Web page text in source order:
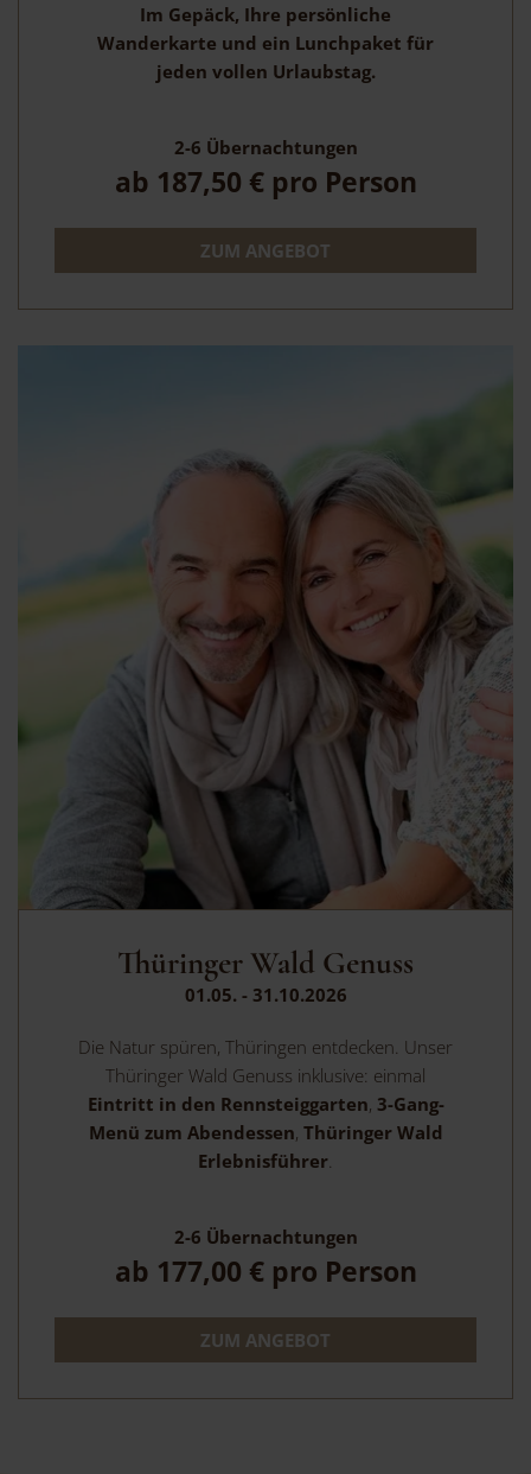
Im Gepäck, Ihre persönliche
Wanderkarte und ein Lunchpaket für
jeden vollen Urlaubstag.
2-6 Übernachtungen
ab 187,50 € pro Person
ZUM ANGEBOT
Thüringer Wald Genuss
01.05. - 31.10.2026
Die Natur spüren, Thüringen entdecken. Unser
Thüringer Wald Genuss inklusive: einmal
Eintritt in den Rennsteiggarten, 3-Gang-
Menü zum Abendessen, Thüringer Wald
Erlebnisführer
2-6 Übernachtungen
ab 177,00 € pro Person
ZUM ANGEBOT